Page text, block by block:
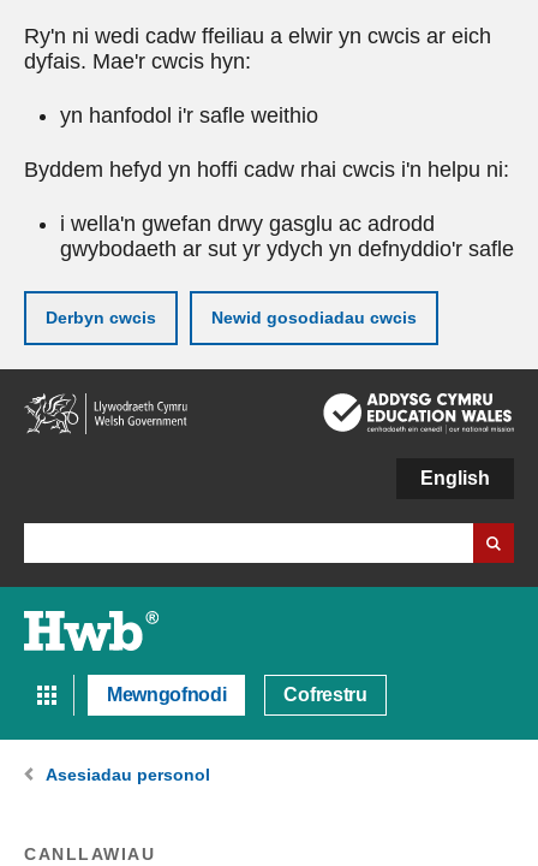
Ry'n ni wedi cadw ffeiliau a elwir yn cwcis ar eich
dyfais. Mae'r cwcis hyn:
yn hanfodol i'r safle weithio
Byddem hefyd yn hoffi cadw rhai cwcis i'n helpu ni:
i wella'n gwefan drwy gasglu ac adrodd
gwybodaeth ar sut yr ydych yn defnyddio'r safle
Derbyn cwcis Newid gosodiadau cwcis
Neidio
i'r
prif
English
Mewngofnodi Cofrestru
Asesiadau personol
CANLLAWIAU